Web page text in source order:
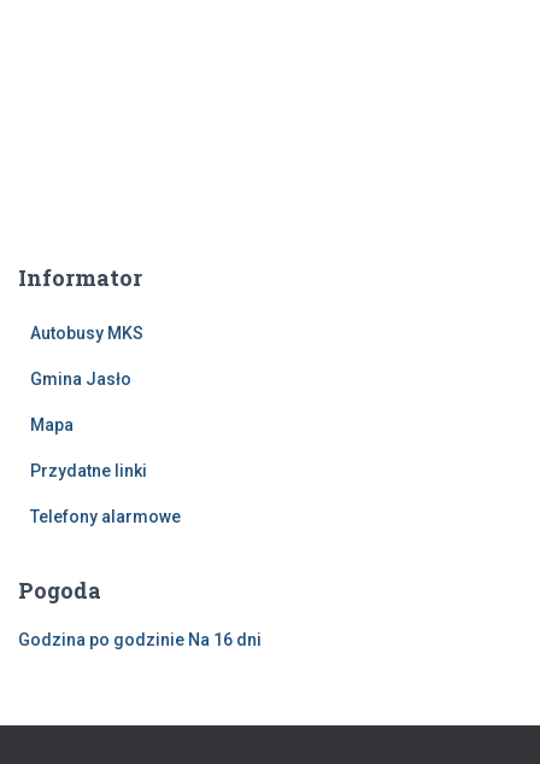
Informator
Autobusy MKS
Gmina Jasło
Mapa
Przydatne linki
Telefony alarmowe
Pogoda
Godzina po godzinie Na 16 dni